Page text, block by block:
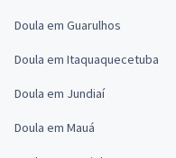
Doula em Guarulhos
Doula em Itaquaquecetuba
Doula em Jundiaí
Doula em Mauá